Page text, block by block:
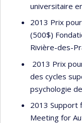
universitaire
2013 Prix
(500$)
Rivière-des-
2013 Prix
des cycles
psychologie
2013 Support
Meeting for